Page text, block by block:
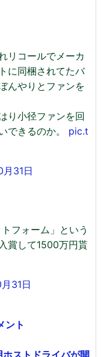
リコールでメーカ
に同梱されてたバ
んやりとファンを
り小径ファンを回
できるのか。 pic.t
31日
フォーム」という
賞して1500万円貰
31日
ント
ストドライバが開